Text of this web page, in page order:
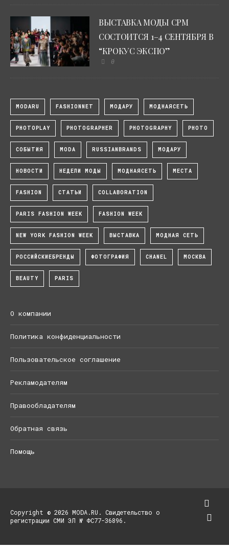
ВЫСТАВКА МОДЫ CPM
СОСТОИТСЯ 1–4 СЕНТЯБРЯ В
“КРОКУС ЭКСПО”
0
MODARU FASHIONNET МОДАРУ МОДНАЯСЕТЬ
PHOTOPLAY PHOTOGRAPHER PHOTOGRAPHY PHOTO
СОБЫТИЯ MODA RUSSIANBRANDS МОДАРУ
НОВОСТИ НЕДЕЛИ МОДЫ МОДНАЯСЕТЬ МЕСТА
FASHION СТАТЬИ COLLABORATION
PARIS FASHION WEEK FASHION WEEK
NEW YORK FASHION WEEK ВЫСТАВКА МОДНАЯ СЕТЬ
РОССИЙСКИЕБРЕНДЫ ФОТОГРАФИЯ CHANEL МОСКВА
BEAUTY PARIS
О компании
Политика конфиденциальности
Пользовательское соглашение
Рекламодателям
Правообладателям
Обратная связь
Помощь
Copyright © 2026 MODA.RU. Свидетельство о
регистрации СМИ ЭЛ № ФС77-36896.